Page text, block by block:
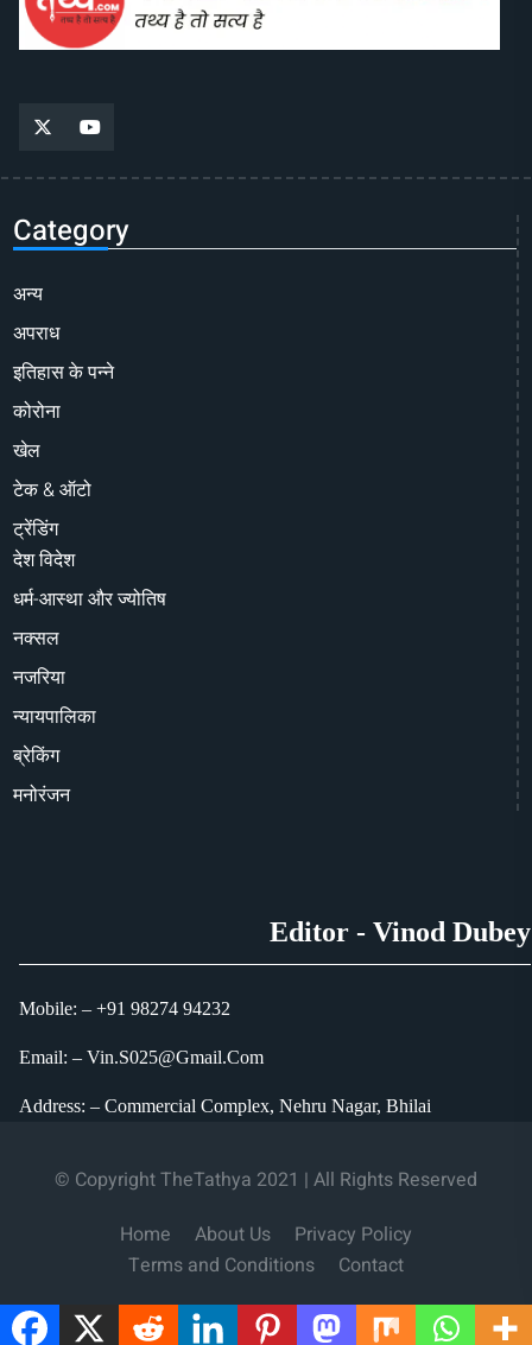
Category
अन्य
अपराध
इतिहास के पन्ने
कोरोना
खेल
टेक & ऑटो
ट्रेंडिंग
देश विदेश
धर्म-आस्था और ज्योतिष
नक्सल
नजरिया
न्यायपालिका
ब्रेकिंग
मनोरंजन
Editor - Vinod Dubey
Mobile: – +91 98274 94232
Email: – Vin.S025@Gmail.Com
Address: – Commercial Complex, Nehru Nagar, Bhilai
© Copyright TheTathya 2021 | All Rights Reserved
Home
About Us
Privacy Policy
Terms and Conditions
Contact